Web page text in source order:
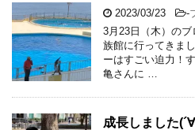
2023/03/23 -
3月23日（木）の
族館に行ってきま
ーはすごい迫力！
亀さんに …
成長しました